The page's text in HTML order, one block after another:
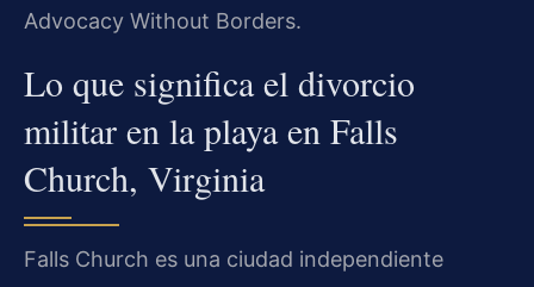
Advocacy Without Borders.
Lo que significa el divorcio
militar en la playa en Falls
Church, Virginia
Falls Church es una ciudad independiente